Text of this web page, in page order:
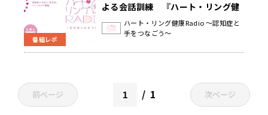
番組レポ
よる会話訓練 『ハート・リング健
康Radio～認知症と手をつなごう〜
』
ハート・リング健康Radio ～認知症と
手をつなごう～
前ページ 1 次ページ